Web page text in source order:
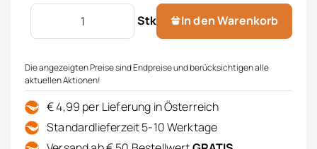
Stk
Tischset "Polyline" Menge
In den Warenkorb
Die angezeigten Preise sind Endpreise und berücksichtigen alle
aktuellen Aktionen!
€ 4,99 per Lieferung in Österreich
Standardlieferzeit 5-10 Werktage